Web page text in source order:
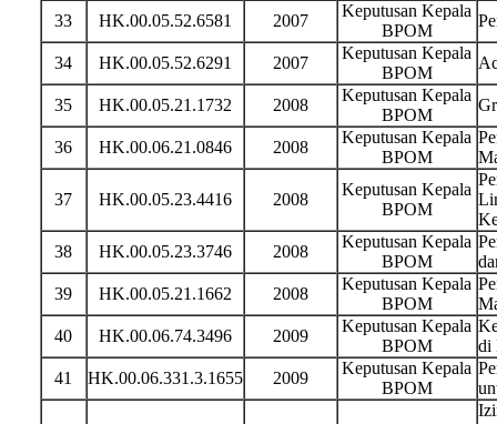
33
HK.00.05.52.6581 2007
Keputusan Kepala
BPOM
34 HK.00.05.52.6291 2007
Keputusan Kepala
BPOM
35 HK.00.05.21.1732 2008
Keputusan Kepala
BPOM
36 HK.00.06.21.0846 2008
Keputusan Kepala
BPOM
37 HK.00.05.23.4416 2008
Keputusan Kepala
BPOM
38
HK.00.05.23.3746 2008
Keputusan Kepala
BPOM
39
HK.00.05.21.1662 2008
Keputusan Kepala
BPOM
40
HK.00.06.74.3496 2009
Keputusan Kepala
BPOM
di
41
HK.00.06.331.3.1655 2009
Keputusan Kepala
BPOM